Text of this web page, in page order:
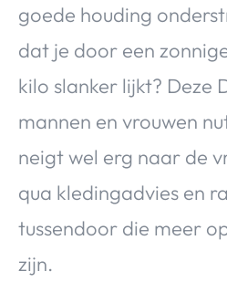
goede houding
dat je door een
kilo slanker lijkt? Deze
mannen en vrouwen
neigt wel erg naar de
qua kledingadvies en
tussendoor die meer
zijn.